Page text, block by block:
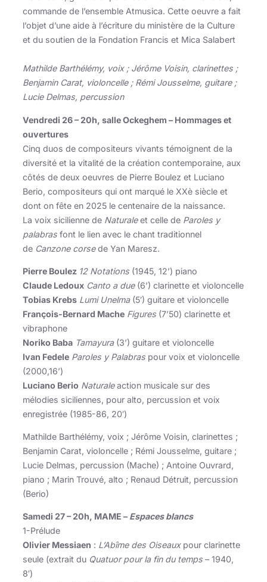
commande de l’ensemble Atmusica. Cette oeuvre a fait
l’objet d’une aide à l’écriture du ministère de la Culture
et du soutien de la Fondation Francis et Mica Salabert
Mathilde Barthélémy, voix ; Jérôme Voisin, clarinettes ;
Benjamin Carat, violoncelle ; Rémi Jousselme, guitare ;
Lucie Delmas, percussion
Vendredi 26 – 20h, salle Ockeghem – Hommages et
ouvertures
Cinq duos de compositeurs vivants témoignent de la
diversité et la vitalité de la création contemporaine, aux
côtés de deux oeuvres de Pierre Boulez et Luciano
Berio, compositeurs qui ont marqué le XXè siècle et
dont on fête en 2025 le centenaire de la naissance.
La voix sicilienne de Naturaleet celle de Paroles y
palabras font le lien avec le chant traditionnel
de Canzone corsede Yan Maresz.
Pierre Boulez 12 Notations (1945, 12’) piano
Claude Ledoux Canto a due(6’) clarinette et violoncelle
Tobias Krebs Lumi Unelma(5′) guitare et violoncelle
François-Bernard Mache Figures (7’50) clarinette et
vibraphone
Noriko Baba Tamayura(3’) guitare et violoncelle
Ivan Fedele Paroles y Palabras pour voix et violoncelle
(2000,16’)
Luciano Berio Naturaleaction musicale sur des
mélodies siciliennes, pour alto, percussion et voix
enregistrée (1985-86, 20′)
Mathilde Barthélémy, voix ; Jérôme Voisin, clarinettes ;
Benjamin Carat, violoncelle ; Rémi Jousselme, guitare ;
Lucie Delmas, percussion (Mache) ; Antoine Ouvrard,
piano ; Marin Trouvé, alto ; Renaud Détruit, percussion
(Berio)
Samedi 27 – 20h, MAME – Espaces blancs
1-Prélude
Olivier Messiaen : L’Abîme des Oiseauxpour clarinette
seule (extrait du Quatuor pour la fin du temps – 1940,
8′)